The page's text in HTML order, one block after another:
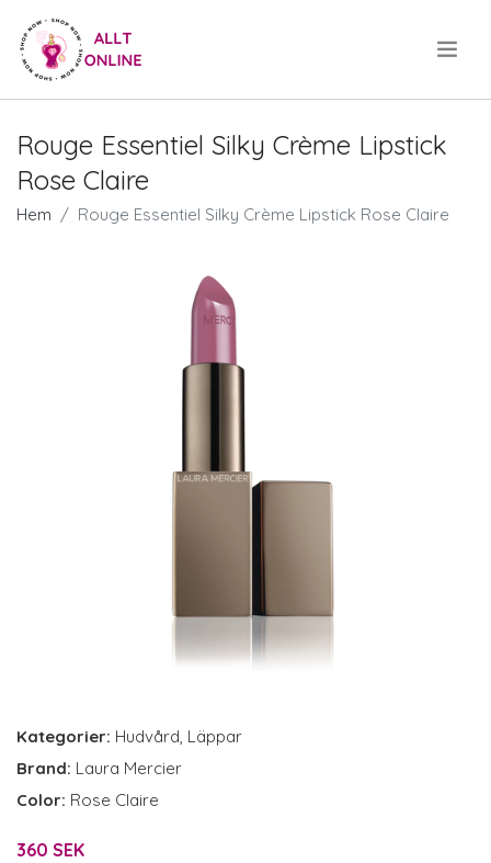
Rouge Essentiel Silky Crème Lipstick
Rose Claire
Hem Rouge Essentiel Silky Crème Lipstick Rose Claire
Kategorier: Hudvård, Läppar
Brand: Laura Mercier
Color: Rose Claire
360 SEK